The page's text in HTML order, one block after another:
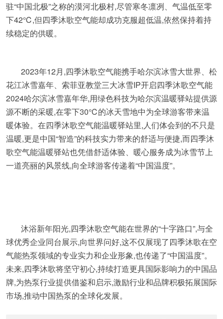
驻“中国北极”之称的漠河北极村,尽管寒冬凛冽、气温低至零
下42℃,但四季沐歌空气能却成功克服超低温,依然保持着持
续稳定的供暖。
2023年12月,四季沐歌空气能携手哈尔滨冰雪大世界、松
花江冰雪嘉年、索菲亚教堂三大冰雪IP开启四季沐歌空气能
2024哈尔滨冰雪嘉年华,用绿色科技为哈尔滨温暖驿站提供源
源不断的采暖,在零下30℃的冰天雪地中为全球游客带来温
暖体验。在四季沐歌空气能温暖驿站里,人们体会到的不只是
温暖,更是中国“智造”的科技实力带来的舒适与便捷,而四季沐
歌空气能温暖驿站也凭借舒适体验、暖心服务成为冰雪节上
一道亮丽的风景线,向全球游客传递着“中国温度”。
沐浴新年阳光,四季沐歌空气能在世界的“十字路口”,与全
球优秀企业同台展示,向世界问好,这不仅展现了四季沐歌在空
气能热泵领域的专业实力和企业形象,也传递了“中国温度”。
未来,四季沐歌将坚守初心,持续打造更具国际影响力的中国品
牌,为热泵行业提供借鉴和启示,激励行业和品牌积极拓展国际
市场,推动中国热泵的全球化发展。